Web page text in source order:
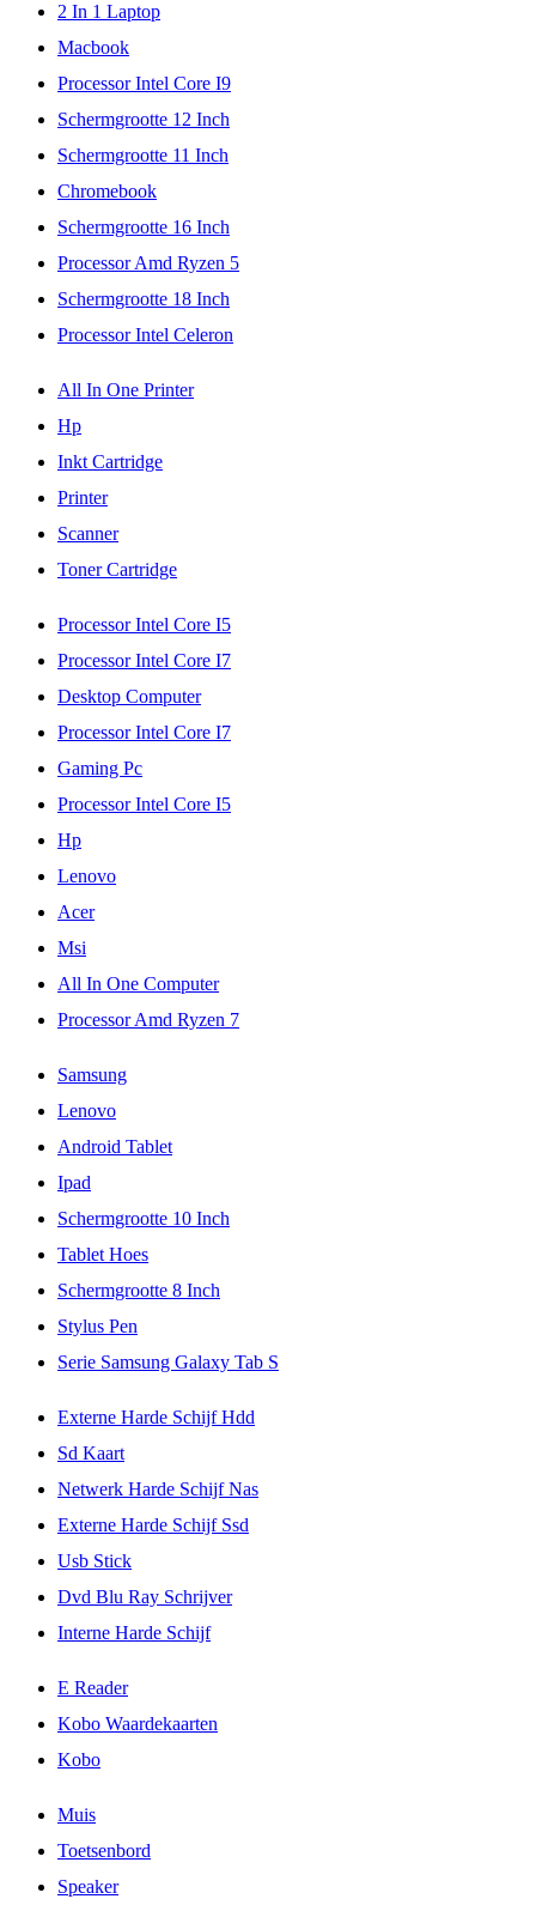
2 In 1 Laptop
Macbook
Processor Intel Core I9
Schermgrootte 12 Inch
Schermgrootte 11 Inch
Chromebook
Schermgrootte 16 Inch
Processor Amd Ryzen 5
Schermgrootte 18 Inch
Processor Intel Celeron
All In One Printer
Hp
Inkt Cartridge
Printer
Scanner
Toner Cartridge
Processor Intel Core I5
Processor Intel Core I7
Desktop Computer
Processor Intel Core I7
Gaming Pc
Processor Intel Core I5
Hp
Lenovo
Acer
Msi
All In One Computer
Processor Amd Ryzen 7
Samsung
Lenovo
Android Tablet
Ipad
Schermgrootte 10 Inch
Tablet Hoes
Schermgrootte 8 Inch
Stylus Pen
Serie Samsung Galaxy Tab S
Externe Harde Schijf Hdd
Sd Kaart
Netwerk Harde Schijf Nas
Externe Harde Schijf Ssd
Usb Stick
Dvd Blu Ray Schrijver
Interne Harde Schijf
E Reader
Kobo Waardekaarten
Kobo
Muis
Toetsenbord
Speaker